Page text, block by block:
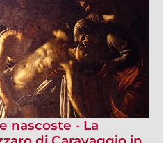
nascoste - La